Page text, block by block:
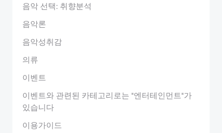
음악 선택: 취향분석
음악론
음악성취감
의류
이벤트
이벤트와 관련된 카테고리로는 "엔터테인먼트"가
있습니다
이용가이드